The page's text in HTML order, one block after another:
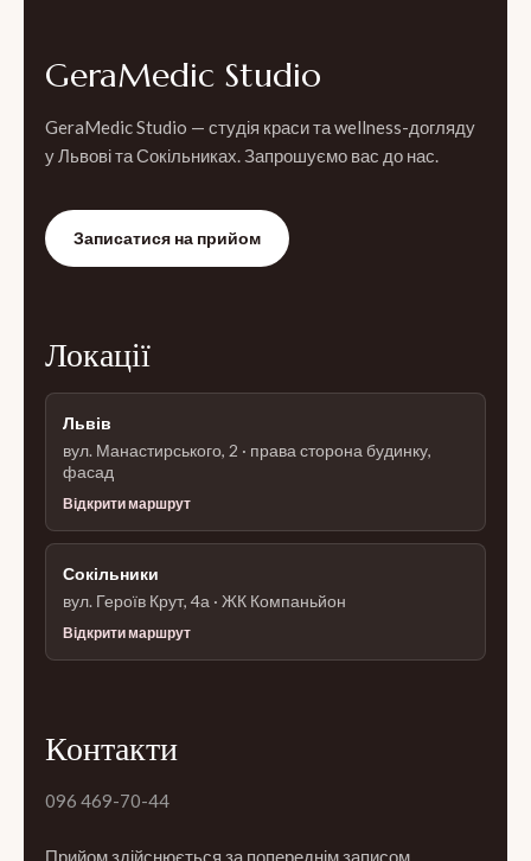
GeraMedic Studio
GeraMedic Studio — студія краси та wellness-догляду
у Львові та Сокільниках. Запрошуємо вас до нас.
Записатися на прийом
Локації
Львів
вул. Манастирського, 2 · права сторона будинку,
фасад
Відкрити маршрут
Сокільники
вул. Героїв Крут, 4а · ЖК Компаньйон
Відкрити маршрут
Контакти
096 469-70-44
Прийом здійснюється за попереднім записом.